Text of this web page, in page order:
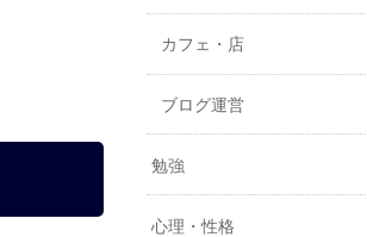
カフェ・店
ブログ運営
勉強
心理・性格